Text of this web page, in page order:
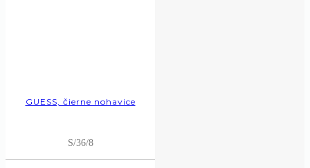
GUESS, čierne nohavice
S/36/8